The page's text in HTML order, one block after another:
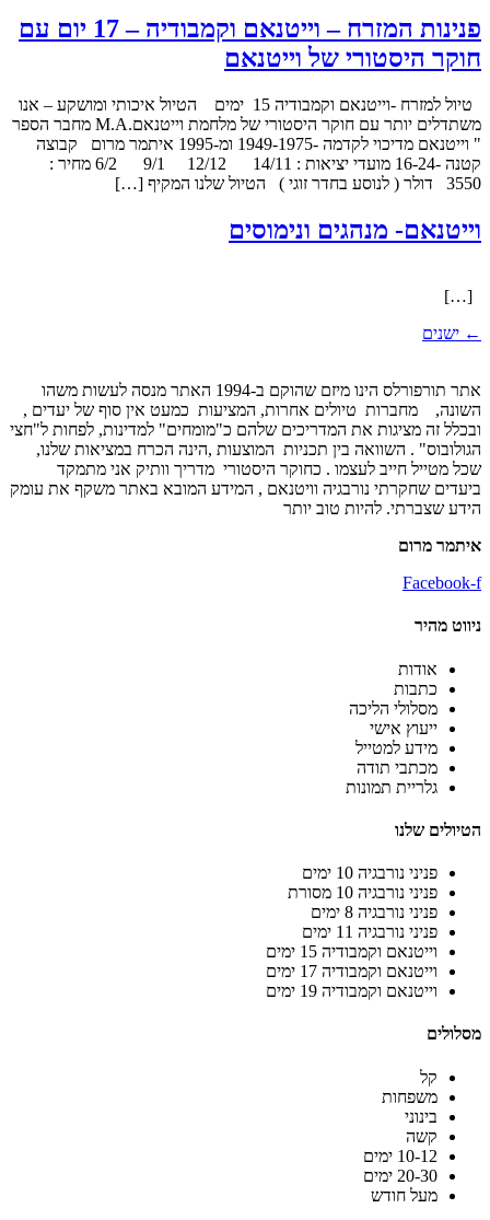
פנינות המזרח – וייטנאם וקמבודיה – 17 יום עם
חוקר היסטורי של וייטנאם
טיול למזרח -וייטנאם וקמבודיה 15 ימים הטיול איכותי ומושקע – אנו
משתדלים יותר עם חוקר היסטורי של מלחמת וייטנאם.M.A מחבר הספר
" וייטנאם מדיכוי לקדמה -1949-1975 ומ-1995 איתמר מרום קבוצה
קטנה -16-24 מועדי יציאות : 14/11 12/12 9/1 6/2 מחיר :
3550 דולר ( לנוסע בחדר זוגי ) הטיול שלנו המקיף […]
וייטנאם- מנהגים ונימוסים
[…]
← ישנים
אתר תורפורלס הינו מיזם שהוקם ב-1994 האתר מנסה לעשות משהו
השונה, מחברות טיולים אחרות, המציעות כמעט אין סוף של יעדים ,
ובכלל זה מציגות את המדריכים שלהם כ"מומחים" למדינות, לפחות ל"חצי
הגולובוס" . השוואה בין תכניות המוצעות ,הינה הכרח במציאות שלנו,
שכל מטייל חייב לעצמו . כחוקר היסטורי מדריך וותיק אני מתמקד
ביעדים שחקרתי נורבגיה וויטנאם , המידע המובא באתר משקף את עומק
הידע שצברתי. להיות טוב יותר
איתמר מרום
Facebook-f
ניווט מהיר
אודות
כתבות
מסלולי הליכה
ייעוץ אישי
מידע למטייל
מכתבי תודה
גלריית תמונות
הטיולים שלנו
פניני נורבגיה 10 ימים
פניני נורבגיה 10 מסורת
פניני נורבגיה 8 ימים
פניני נורבגיה 11 ימים
וייטנאם וקמבודיה 15 ימים
וייטנאם וקמבודיה 17 ימים
וייטנאם וקמבודיה 19 ימים
מסלולים
קל
משפחות
בינוני
קשה
10-12 ימים
20-30 ימים
מעל חודש